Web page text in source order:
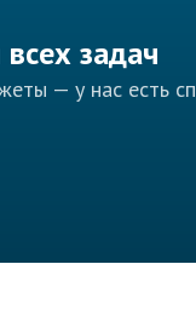
задач
— у нас есть